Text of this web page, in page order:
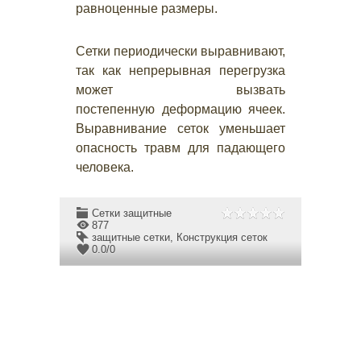
равноценные размеры.
Сетки периодически выравнивают,
так как непрерывная перегрузка
может вызвать
постепенную деформацию ячеек.
Выравнивание сеток уменьшает
опасность травм для падающего
человека.
Сетки защитные
877
защитные сетки, Конструкция сеток
0.0/0